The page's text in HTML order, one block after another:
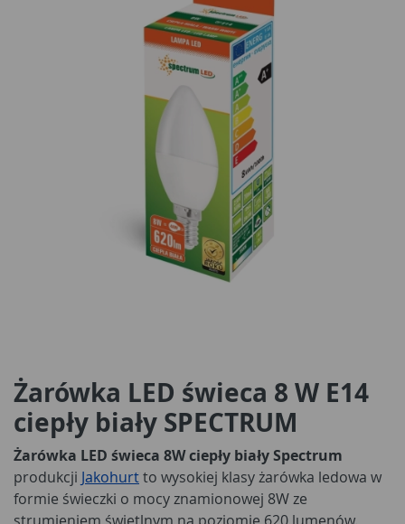
Żarówka LED świeca 8 W E14
ciepły biały SPECTRUM
Żarówka LED świeca 8W ciepły biały Spectrum
produkcji Jakohurtto wysokiej klasy żarówka ledowa w
formie świeczki o mocy znamionowej 8W ze